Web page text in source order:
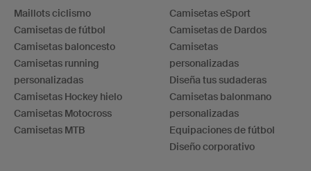
Maillots ciclismo
Camisetas de fútbol
Camisetas baloncesto
Camisetas running
personalizadas
Camisetas Hockey hielo
Camisetas Motocross
Camisetas MTB
Camisetas eSport
Camisetas de Dardos
Camisetas
personalizadas
Diseña tus sudaderas
Camisetas balonmano
personalizadas
Equipaciones de fútbol
Diseño corporativo